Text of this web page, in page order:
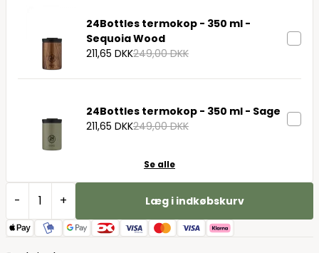
24Bottles termokop - 350 ml -
Sequoia Wood
211,65 DKK249,00 DKK
24Bottles termokop - 350 ml - Sage
211,65 DKK249,00 DKK
Se alle
- + Læg i indkøbskurv